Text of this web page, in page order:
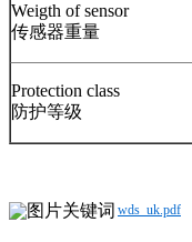
Weigth of sensor
传感器重量
Protection class
防护等级
wds_uk.pdf